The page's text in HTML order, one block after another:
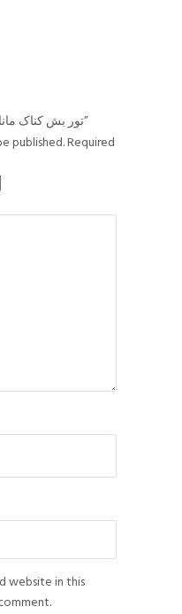
Be the first to review “تور بش کناک ماناوگات”
published.Required
website in this